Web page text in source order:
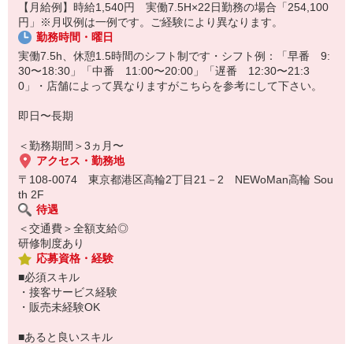
■20代〜30代前半の女性スタッフさんが活躍中！
ニュウマン高輪は近未来の洗練と、歴史ある美意識が融合する空間
店舗人数は6名。
男女比2：8と女性スタッフさん多めの店舗になります♪
エネルギッシュで知的なチームです（＾＾）
【月給例】時給1,540円 実働7.5H×22日勤務の場合「254,100
円」※月収例は一例です。ご経験により異なります。
勤務時間・曜日
実働7.5h、休憩1.5時間のシフト制です・シフト例：「早番 9:
30〜18:30」「中番 11:00〜20:00」「遅番 12:30〜21:3
0」・店舗によって異なりますがこちらを参考にして下さい。
即日〜長期
＜勤務期間＞3ヵ月〜
アクセス・勤務地
〒108-0074 東京都港区高輪2丁目21－2 NEWoMan高輪 Sou
th 2F
待遇
＜交通費＞全額支給◎
研修制度あり
応募資格・経験
■必須スキル
・接客サービス経験
・販売未経験OK
■あると良いスキル